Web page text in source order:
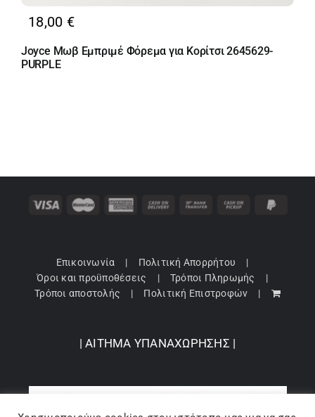
18,00 €
Joyce Μωβ Εμπριμέ Φόρεμα για Κορίτσι 2645629-
PURPLE
Επικοινωνία
Πολιτική Απορρήτου
Όροι και προϋποθέσεις
Τρόποι Πληρωμής
Τρόποι αποστολής
Πολιτική Επιστροφών
| ΑΙΤΗΜΑ ΥΠΑΝΑΧΩΡΗΣΗΣ |